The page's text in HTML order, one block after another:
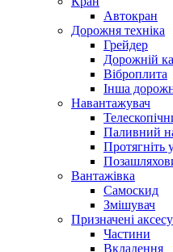
Автокран
Дорожня техніка
Грейдер
Дорожній
Віброплита
Інша
Навантажувач
Паливний
Протягніть
Вантажівка
Самоскид
Змішувач
Призначені
Частини
Вкладення